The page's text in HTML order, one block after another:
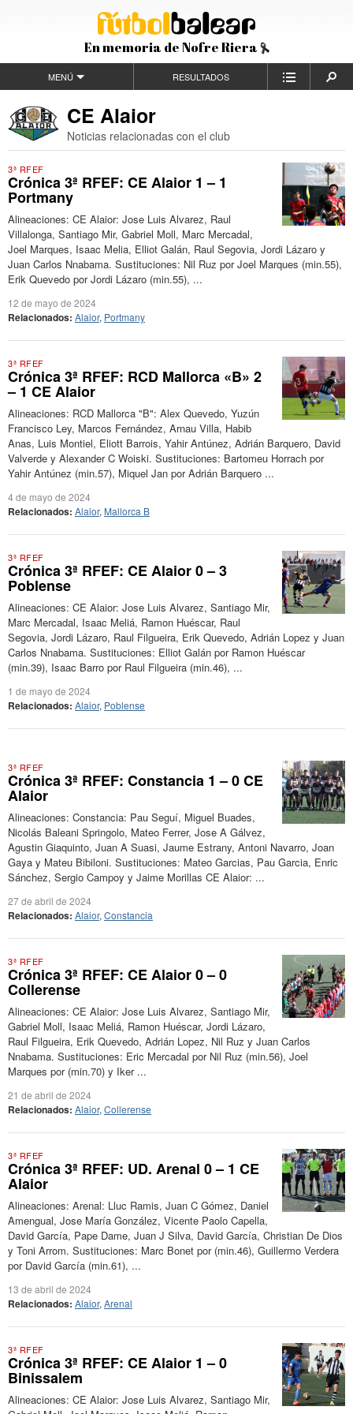
En memoria de Nofre Riera
MENÚ RESULTADOS
CE Alaior
Noticias relacionadas con el club
3ª RFEF
Crónica 3ª RFEF: CE Alaior 1 – 1
Portmany
Alineaciones: CE Alaior: Jose Luis Alvarez, Raul
Villalonga, Santiago Mir, Gabriel Moll, Marc Mercadal,
Joel Marques, Isaac Melia, Elliot Galán, Raul Segovia, Jordi Lázaro y
Juan Carlos Nnabama. Sustituciones: Nil Ruz por Joel Marques (min.55),
Erik Quevedo por Jordi Lázaro (min.55), ...
12 de mayo de 2024
Relacionados: Alaior, Portmany
3ª RFEF
Crónica 3ª RFEF: RCD Mallorca «B» 2
– 1 CE Alaior
Alineaciones: RCD Mallorca "B": Alex Quevedo, Yuzún
Francisco Ley, Marcos Fernández, Arnau Villa, Habib
Anas, Luis Montiel, Eliott Barrois, Yahir Antúnez, Adrián Barquero, David
Valverde y Alexander C Woiski. Sustituciones: Bartomeu Horrach por
Yahir Antúnez (min.57), Miquel Jan por Adrián Barquero ...
4 de mayo de 2024
Relacionados: Alaior, Mallorca B
3ª RFEF
Crónica 3ª RFEF: CE Alaior 0 – 3
Poblense
Alineaciones: CE Alaior: Jose Luis Alvarez, Santiago Mir,
Marc Mercadal, Isaac Meliá, Ramon Huéscar, Raul
Segovia, Jordi Lázaro, Raul Filgueira, Erik Quevedo, Adrián Lopez y Juan
Carlos Nnabama. Sustituciones: Elliot Galán por Ramon Huéscar
(min.39), Isaac Barro por Raul Filgueira (min.46), ...
1 de mayo de 2024
Relacionados: Alaior, Poblense
3ª RFEF
Crónica 3ª RFEF: Constancia 1 – 0 CE
Alaior
Alineaciones: Constancia: Pau Seguí, Miguel Buades,
Nicolás Baleani Springolo, Mateo Ferrer, Jose A Gálvez,
Agustin Giaquinto, Juan A Suasi, Jaume Estrany, Antoni Navarro, Joan
Gaya y Mateu Bibiloni. Sustituciones: Mateo Garcias, Pau Garcia, Enric
Sánchez, Sergio Campoy y Jaime Morillas CE Alaior: ...
27 de abril de 2024
Relacionados: Alaior, Constancia
3ª RFEF
Crónica 3ª RFEF: CE Alaior 0 – 0
Collerense
Alineaciones: CE Alaior: Jose Luis Alvarez, Santiago Mir,
Gabriel Moll, Isaac Meliá, Ramon Huéscar, Jordi Lázaro,
Raul Filgueira, Erik Quevedo, Adrián Lopez, Nil Ruz y Juan Carlos
Nnabama. Sustituciones: Eric Mercadal por Nil Ruz (min.56), Joel
Marques por (min.70) y Iker ...
21 de abril de 2024
Relacionados: Alaior, Collerense
3ª RFEF
Crónica 3ª RFEF: UD. Arenal 0 – 1 CE
Alaior
Alineaciones: Arenal: Lluc Ramis, Juan C Gómez, Daniel
Amengual, Jose María González, Vicente Paolo Capella,
David García, Pape Dame, Juan J Silva, David García, Christian De Dios
y Toni Arrom. Sustituciones: Marc Bonet por (min.46), Guillermo Verdera
por David García (min.61), ...
13 de abril de 2024
Relacionados: Alaior, Arenal
3ª RFEF
Crónica 3ª RFEF: CE Alaior 1 – 0
Binissalem
Alineaciones: CE Alaior: Jose Luis Alvarez, Santiago Mir,